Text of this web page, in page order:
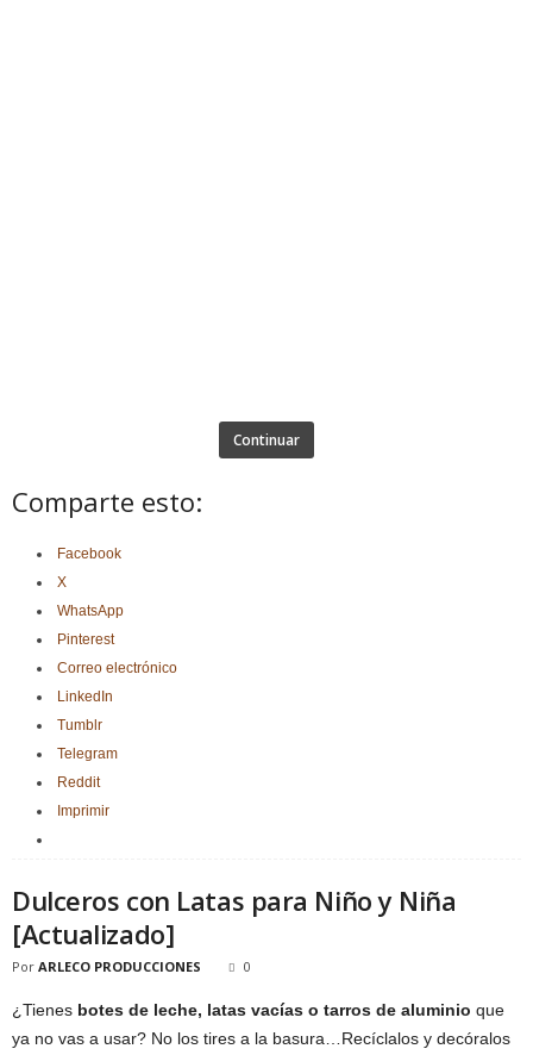
Continuar
Comparte esto:
Facebook
X
WhatsApp
Pinterest
Correo electrónico
LinkedIn
Tumblr
Telegram
Reddit
Imprimir
Dulceros con Latas para Niño y Niña
[Actualizado]
Por ARLECO PRODUCCIONES 0
¿Tienes botes de leche, latas vacías o tarros de aluminio que
ya no vas a usar? No los tires a la basura…Recíclalos y decóralos